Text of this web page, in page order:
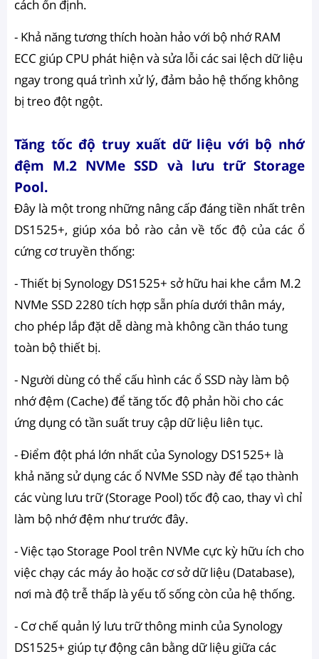
cách ổn định.
- Khả năng tương thích hoàn hảo với bộ nhớ RAM
ECC giúp CPU phát hiện và sửa lỗi các sai lệch dữ liệu
ngay trong quá trình xử lý, đảm bảo hệ thống không
bị treo đột ngột.
Tăng tốc độ truy xuất dữ liệu với bộ nhớ
đệm M.2 NVMe SSD và lưu trữ Storage
Pool.
Đây là một trong những nâng cấp đáng tiền nhất trên
DS1525+, giúp xóa bỏ rào cản về tốc độ của các ổ
cứng cơ truyền thống:
- Thiết bị Synology DS1525+ sở hữu hai khe cắm M.2
NVMe SSD 2280 tích hợp sẵn phía dưới thân máy,
cho phép lắp đặt dễ dàng mà không cần tháo tung
toàn bộ thiết bị.
- Người dùng có thể cấu hình các ổ SSD này làm bộ
nhớ đệm (Cache) để tăng tốc độ phản hồi cho các
ứng dụng có tần suất truy cập dữ liệu liên tục.
- Điểm đột phá lớn nhất của Synology DS1525+ là
khả năng sử dụng các ổ NVMe SSD này để tạo thành
các vùng lưu trữ (Storage Pool) tốc độ cao, thay vì chỉ
làm bộ nhớ đệm như trước đây.
- Việc tạo Storage Pool trên NVMe cực kỳ hữu ích cho
việc chạy các máy ảo hoặc cơ sở dữ liệu (Database),
nơi mà độ trễ thấp là yếu tố sống còn của hệ thống.
- Cơ chế quản lý lưu trữ thông minh của Synology
DS1525+ giúp tự động cân bằng dữ liệu giữa các